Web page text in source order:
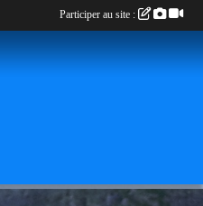
Participer au site :